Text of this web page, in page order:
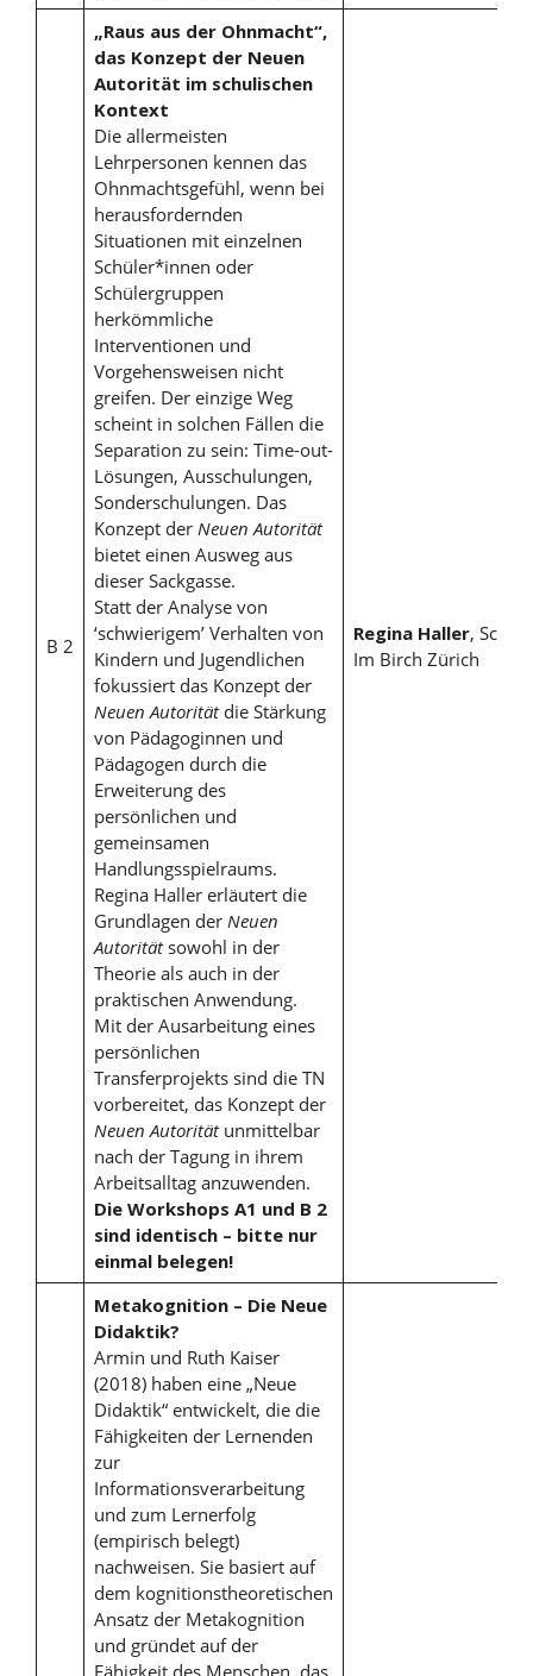
B 2
„Raus aus der Ohnmacht“,
das Konzept der Neuen
Autorität im schulischen
Kontext
Die allermeisten
Lehrpersonen kennen das
Ohnmachtsgefühl, wenn bei
herausfordernden
Situationen mit einzelnen
Schüler*innen oder
Schülergruppen
herkömmliche
Interventionen und
Vorgehensweisen nicht
greifen. Der einzige Weg
scheint in solchen Fällen die
Separation zu sein: Time-out-
Lösungen, Ausschulungen,
Sonderschulungen. Das
Konzept der Neuen Autorität
bietet einen Ausweg aus
dieser Sackgasse.
Statt der Analyse von
‘schwierigem’ Verhalten von
Kindern und Jugendlichen
fokussiert das Konzept der
Neuen Autoritätdie Stärkung
von Pädagoginnen und
Pädagogen durch die
Erweiterung des
persönlichen und
gemeinsamen
Handlungsspielraums.
Regina Haller erläutert die
Grundlagen der Neuen
Autoritätsowohl in der
Theorie als auch in der
praktischen Anwendung.
Mit der Ausarbeitung eines
persönlichen
Transferprojekts sind die TN
vorbereitet, das Konzept der
Neuen Autoritätunmittelbar
nach der Tagung in ihrem
Arbeitsalltag anzuwenden.
Die Workshops A1 und B 2
sind identisch – bitte nur
einmal belegen!
Regina Haller, Schule
Im Birch Zürich
Metakognition – Die Neue
Didaktik?
Armin und Ruth Kaiser
(2018) haben eine „Neue
Didaktik“ entwickelt, die die
Fähigkeiten der Lernenden
zur
Informationsverarbeitung
und zum Lernerfolg
(empirisch belegt)
nachweisen. Sie basiert auf
dem kognitionstheoretischen
Ansatz der Metakognition
und gründet auf der
Fähigkeit des Menschen, das